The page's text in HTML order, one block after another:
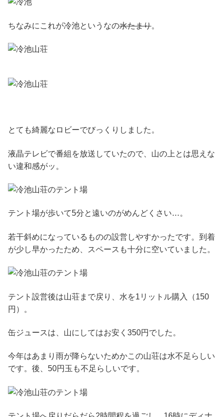
ちなみにこれが冷池というなの水たまり。
とても綺麗なロビーでびっくりしました。
液晶テレビで番組を放送していたので、山の上とは思えな
い違和感がッ。
テント場が歩いて5分と遠いのがめんどくさい…。
若干斜めになっているものの設営しやすかったです。到着
が少し早かったため、スペースも十分に空いていました。
テント設営後は山荘まで戻り、水を1リットル購入（150
円）。
缶ジュースは、山にしてはお安く350円でした。
今年はあまり雨が降らないためかこの山荘は水不足らしい
です。後、50円玉も不足らしいです。